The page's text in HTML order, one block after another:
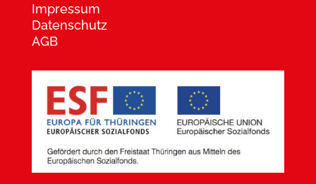
Impressum
Datenschutz
AGB